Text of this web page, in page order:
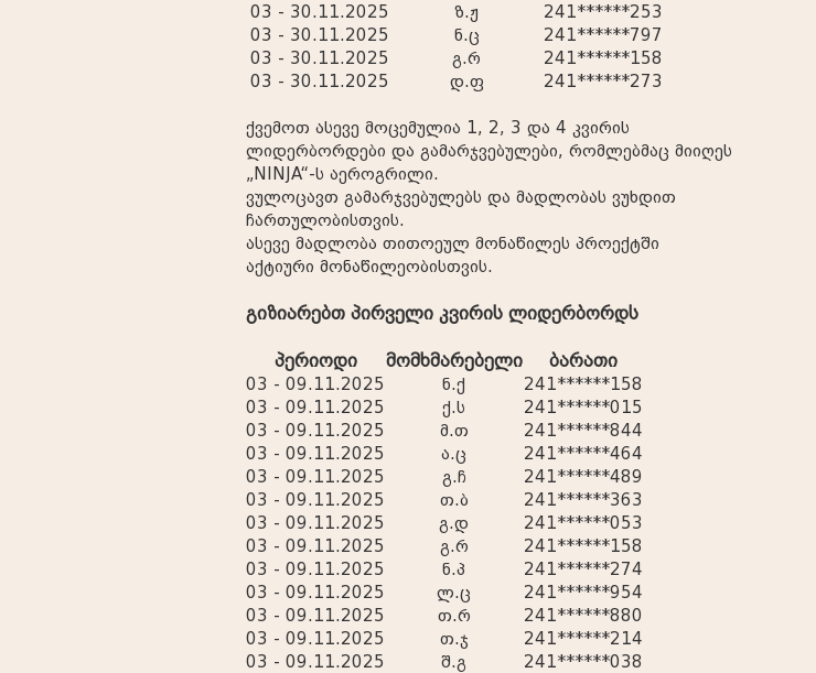
03 - 30.11.2025
ზ.ჟ
241******253
03 - 30.11.2025
ნ.ც
241******797
03 - 30.11.2025
გ.რ
241******158
03 - 30.11.2025
დ.ფ 241******273
ქვემოთ ასევე მოცემულია 1, 2, 3 და 4 კვირის
ლიდერბორდები და გამარჯვებულები, რომლებმაც მიიღეს
„NINJA“-ს აეროგრილი.
ვულოცავთ გამარჯვებულებს და მადლობას ვუხდით
ჩართულობისთვის.
ასევე მადლობა თითოეულ მონაწილეს პროექტში
აქტიური მონაწილეობისთვის.
გიზიარებთ პირველი კვირის ლიდერბორდს
პერიოდი მომხმარებელი ბარათი
03 - 09.11.2025 ნ.ქ
241******158
03 - 09.11.2025
ქ.ს
241******015
03 - 09.11.2025
მ.თ
241******844
03 - 09.11.2025
ა.ც
241******464
03 - 09.11.2025
გ.ჩ
241******489
03 - 09.11.2025
თ.ბ
241******363
03 - 09.11.2025
გ.დ
241******053
03 - 09.11.2025
გ.რ
241******158
03 - 09.11.2025
ნ.პ
241******274
03 - 09.11.2025
ლ.ც
241******954
03 - 09.11.2025
თ.რ
241******880
03 - 09.11.2025
თ.ჯ
241******214
03 - 09.11.2025
შ.გ
241******038